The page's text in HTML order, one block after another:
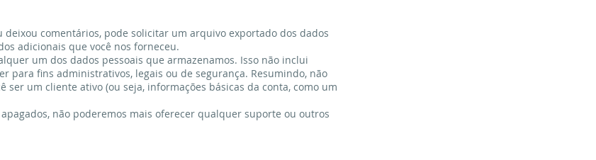
comentários, pode solicitar um arquivo exportado dos dados
adicionais que você nos forneceu.
um dos dados pessoais que armazenamos. Isso não inclui
para fins administrativos, legais ou de segurança. Resumindo, não
ser um cliente ativo (ou seja, informações básicas da conta, como um
não poderemos mais oferecer qualquer suporte ou outros